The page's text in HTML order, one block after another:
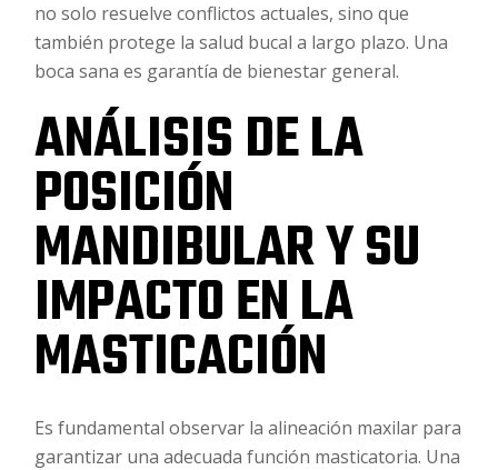
no solo resuelve conflictos actuales, sino que
también protege la salud bucal a largo plazo. Una
boca sana es garantía de bienestar general.
ANÁLISIS DE LA
POSICIÓN
MANDIBULAR Y SU
IMPACTO EN LA
MASTICACIÓN
Es fundamental observar la alineación maxilar para
garantizar una adecuada función masticatoria. Una